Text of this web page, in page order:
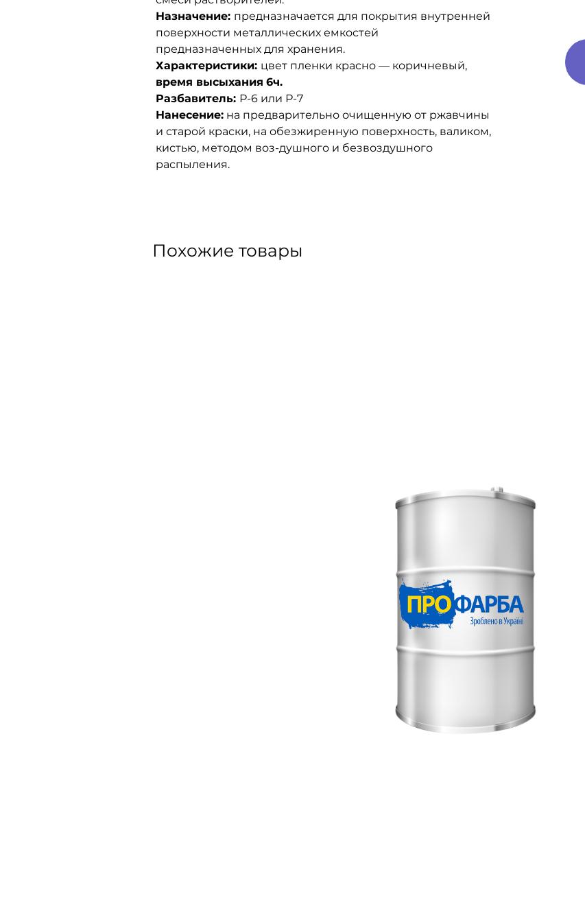
Назначение: предназначается для покрытия внутренней
поверхности металлических емкостей
предназначенных для хранения.
Характеристики: цвет пленки красно — коричневый,
время высыхания 6ч.
Разбавитель: Р-6 или Р-7
Нанесение: на предварительно очищенную от ржавчины
и старой краски, на обезжиренную поверхность, валиком,
кистью, методом воз-душного и безвоздушного
распыления.
Похожие товары